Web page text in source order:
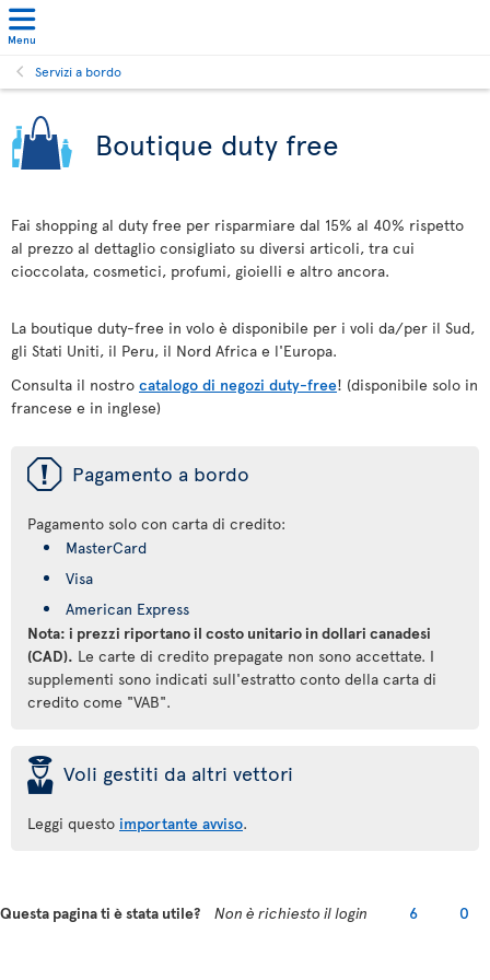
Menu
Servizi a bordo
Boutique duty free
Fai shopping al duty free per risparmiare dal 15% al 40% rispetto
al prezzo al dettaglio consigliato su diversi articoli, tra cui
cioccolata, cosmetici, profumi, gioielli e altro ancora.
La boutique duty-free in volo è disponibile per i voli da/per il Sud,
gli Stati Uniti, il Peru, il Nord Africa e l'Europa.
Consulta il nostro catalogo di negozi duty-free! (disponibile solo in
francese e in inglese)
ü Pagamento a bordo
Pagamento solo con carta di credito:
MasterCard
Visa
American Express
Nota: i prezzi riportano il costo unitario in dollari canadesi
(CAD). Le carte di credito prepagate non sono accettate. I
supplementi sono indicati sull'estratto conto della carta di
credito come "VAB".
þ Voli gestiti da altri vettori
Leggi questo importante avviso.
Questa pagina ti è stata utile? Non è richiesto il login 6 0